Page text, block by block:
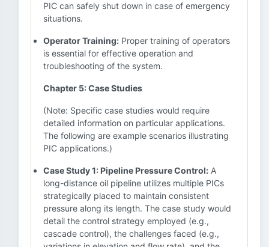
PIC can safely shut down in case of emergency
situations.
Operator Training: Proper training of operators
is essential for effective operation and
troubleshooting of the system.
Chapter 5: Case Studies
(Note: Specific case studies would require
detailed information on particular applications.
The following are example scenarios illustrating
PIC applications.)
Case Study 1: Pipeline Pressure Control: A
long-distance oil pipeline utilizes multiple PICs
strategically placed to maintain consistent
pressure along its length. The case study would
detail the control strategy employed (e.g.,
cascade control), the challenges faced (e.g.,